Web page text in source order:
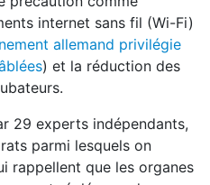
internet sans fil (Wi-Fi)
allemand privilégie
) et la réduction des
29 experts indépendants,
parmi lesquels on
rappellent que les organes